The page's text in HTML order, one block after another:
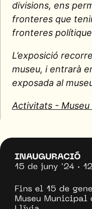
divisions, ens
fronteres que
fronteres
L’exposició
museu, i entrarà
exposada al
Activitats - Museu